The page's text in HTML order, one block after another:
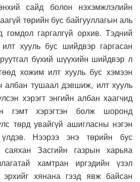
сайд болон нэхэмжлэлийн
төрийн бус байгууллагын аль
гаргалгүй орхив. Тэдний
хууль бус шийдвэр гаргасан
бүхий шүүхийн шийдвэр л
хожим илт хууль бус хэмээн
албан тушаал дэвшиж, илт хууль
хэрэгт энгийн албан хаагчид
гэмт хэрэгтэн болж шоронд
төрд увайгүй ашигласны нэгэн
Нээрээ энэ төрийн бус
саяхан Засгийн газрын харьяа
хамтран иргэдийн үзэл
эрхийг хянана гээд явж байсан